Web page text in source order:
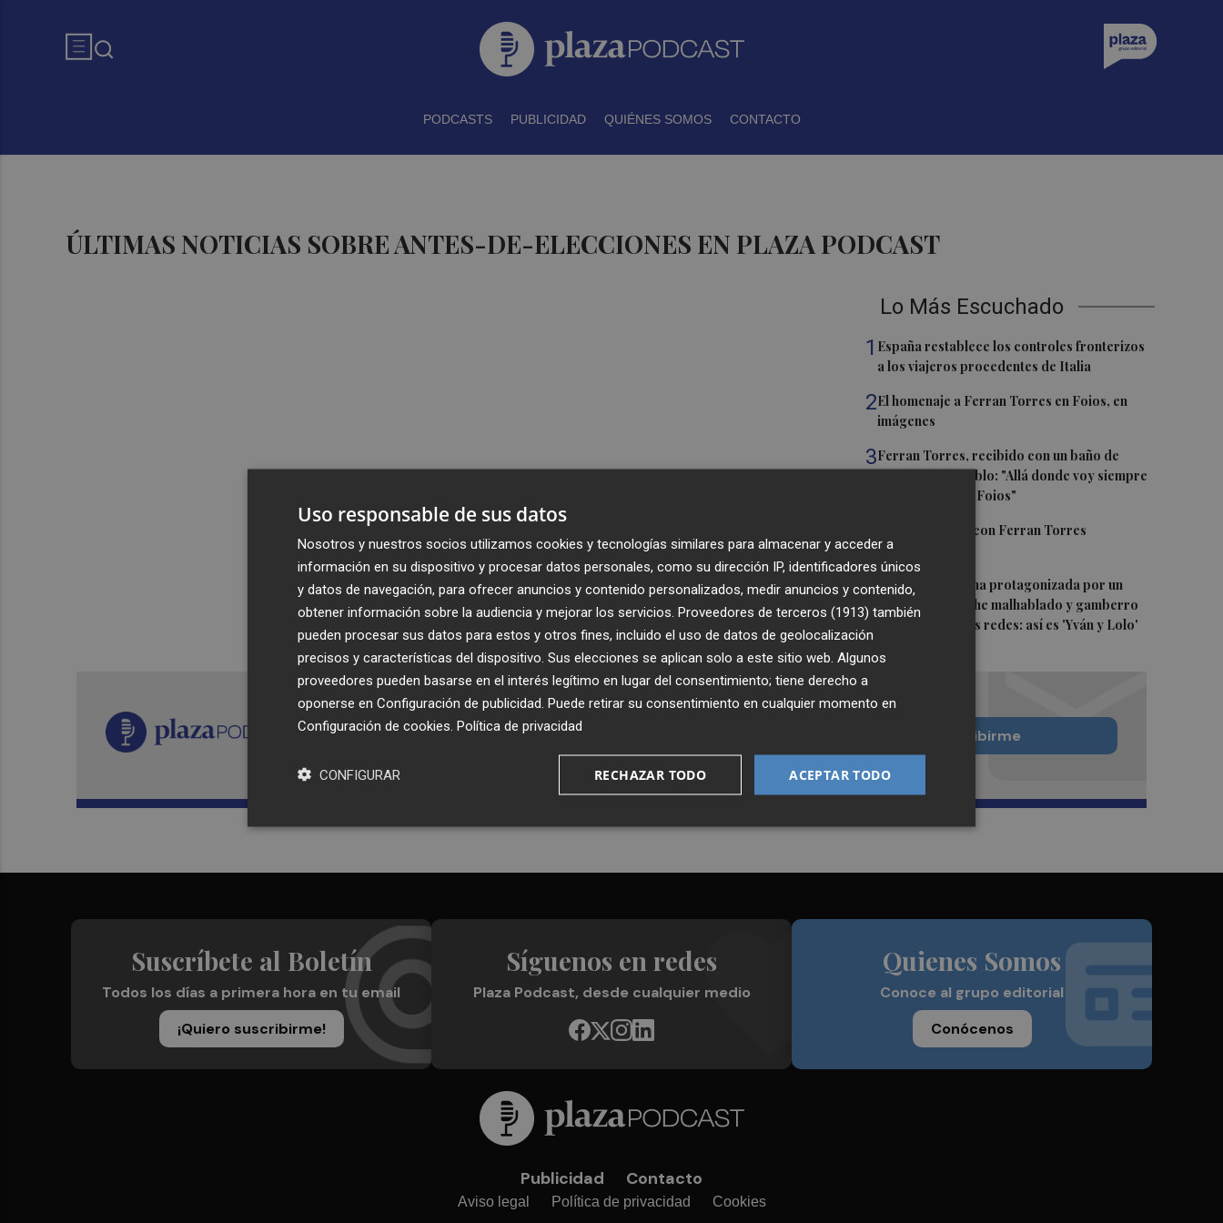
PODCASTS PUBLICIDAD QUIÉNES SOMOS CONTACTO
ÚLTIMAS NOTICIAS SOBRE ANTES-DE-ELECCIONES EN PLAZA PODCAST
Lo Más Escuchado
1 España restablece los controles fronterizos
a los viajeros procedentes de Italia
2El homenaje a Ferran Torres en Foios, en
imágenes
3Ferran Torres, recibido con un baño de
masas en su pueblo: "Allá donde voy siempre
digo que soy de Foios"
Foios se vuelca con Ferran Torres
5La serie murciana protagonizada por un
conejo de peluche malhablado y gamberro
que triunfa en las redes: así es 'Yván y Lolo'
Recibe toda la actualidad de
Plaza Podcast en tu correo
Quiero suscribirme
Suscríbete al Boletín
Todos los días a primera hora en tu email
¡Quiero suscribirme!
Síguenos en redes
Plaza Podcast, desde cualquier medio
Quienes Somos
Conoce al grupo editorial
Conócenos
Publicidad Contacto
Aviso legal Política de privacidad Cookies
Uso responsable de sus datos
Nosotros y nuestros socios utilizamos cookies y tecnologías similares para almacenar y acceder a
información en su dispositivo y procesar datos personales, como su dirección IP, identificadores únicos
y datos de navegación, para ofrecer anuncios y contenido personalizados, medir anuncios y contenido,
obtener información sobre la audiencia y mejorar los servicios. Proveedores de terceros (1913) también
pueden procesar sus datos para estos y otros fines, incluido el uso de datos de geolocalización
precisos y características del dispositivo. Sus elecciones se aplican solo a este sitio web. Algunos
proveedores pueden basarse en el interés legítimo en lugar del consentimiento; tiene derecho a
oponerse en Configuración de publicidad . Puede retirar su consentimiento en cualquier momento en
Configuración de cookies Política de privacidad
ACEPTAR TODO
RECHAZAR TODO
CONFIGURAR